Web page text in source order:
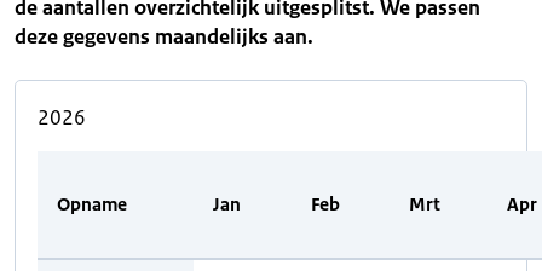
de aantallen overzichtelijk uitgesplitst. We passen
deze gegevens maandelijks aan.
2026
Opname Jan Feb Mrt Apr